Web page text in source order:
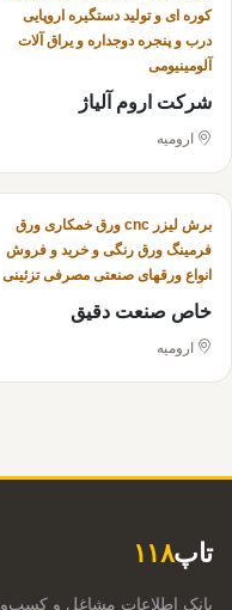
کوره ای و تولید دستگیره اروپایی
درب و پنجره دوجداره و یراق آلات
آلومینیومی
شرکت اروم آلیاژ
ارومیه
برش لیزر cnc ورق خمکاری ورق
فرمینگ ورق رنگی و خرید و فروش
انواع ورقهای صنعتی مصرفی تزئینی
خاص صنعت دقیق
ارومیه
تاپ۱۱۸
بانک اطلاعات مشاغل و